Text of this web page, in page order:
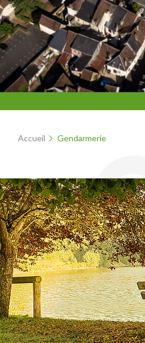
Accueil Gendarmerie